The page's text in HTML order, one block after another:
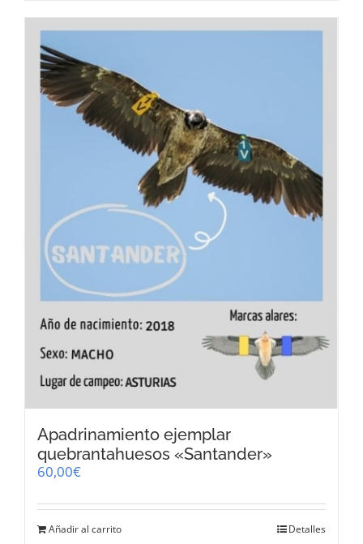
Apadrinamiento ejemplar
quebrantahuesos «Santander»
60,00€
Añadir al carrito Detalles